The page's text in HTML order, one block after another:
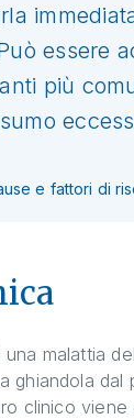
essere
più
e fattori di
malattia
ghiandola dal
clinico